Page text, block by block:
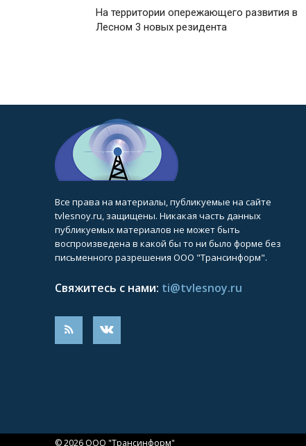
На территории опережающего развития в
Лесном 3 новых резидента
Все права на материалы, публикуемые на сайте
tvlesnoy.ru, защищены. Никакая часть данных
публикуемых материалов не может быть
воспроизведена в какой бы то ни было форме без
письменного разрешения ООО "Трансинформ".
Свяжитесь с нами: ti@tvlesnoy.ru
© 2026 ООО "Трансинформ"